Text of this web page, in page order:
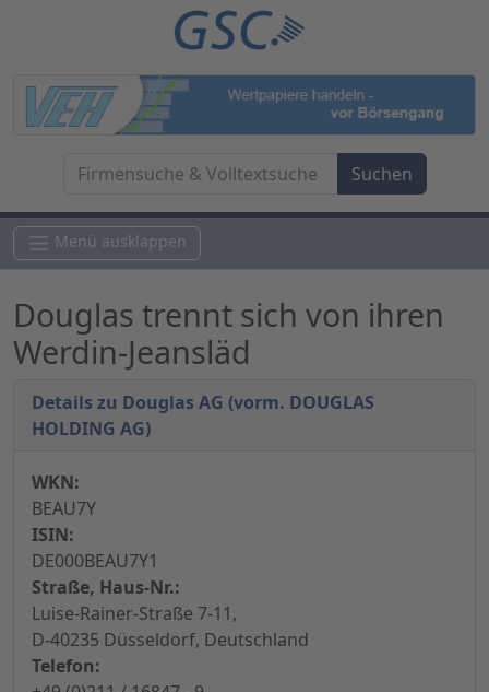
Menü ausklappen
Douglas trennt sich von ihren
Werdin-Jeansläd
Details zu Douglas AG (vorm. DOUGLAS
HOLDING AG)
WKN:
BEAU7Y
ISIN:
DE000BEAU7Y1
Straße, Haus-Nr.:
Luise-Rainer-Straße 7-11,
D-40235 Düsseldorf, Deutschland
Telefon: